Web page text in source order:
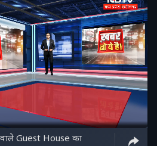
Guest House का